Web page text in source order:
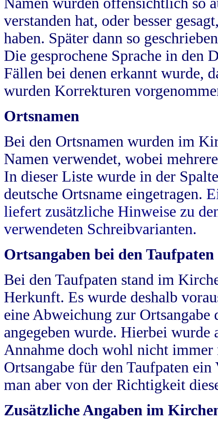
verstanden hat, oder besser
haben. Später dann so
Die gesprochene Sprache in
Fällen bei denen erkannt wurde,
wurden Korrekturen
Ortsnamen
Bei den Ortsnamen wurden im
Namen verwendet, wobei
In dieser Liste wurde in der
deutsche Ortsname eingetragen.
liefert zusätzliche Hinweise zu
verwendeten Schreibvarianten.
Ortsangaben bei den Taufpaten
Bei den Taufpaten stand im
Herkunft. Es wurde deshalb
eine Abweichung zur
angegeben wurde. Hierbei wurde
Annahme doch wohl nicht
Ortsangabe für den Taufpaten
man aber von der Richtigkeit
Zusätzliche Angaben im